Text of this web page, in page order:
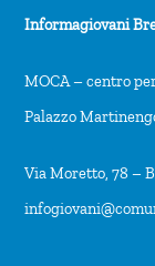
Informagiovani
MOCA – centro
Palazzo
Via Moretto, 78 –